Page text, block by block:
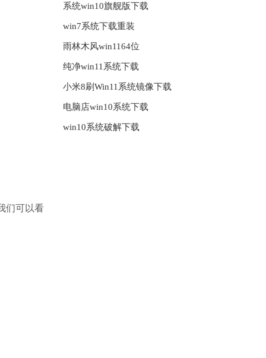
们可以看
系统win10旗舰版下载
win7系统下载重装
雨林木风win1164位
纯净win11系统下载
小米8刷Win11系统镜像下载
电脑店win10系统下载
win10系统破解下载